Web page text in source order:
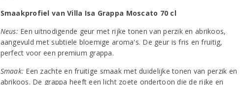
Smaakprofiel van Villa Isa Grappa Moscato 70 cl
Neus: Een uitnodigende geur met rijke tonen van perzik en abrikoos,
aangevuld met subtiele bloemige aroma's. De geur is fris en fruitig,
perfect voor een premium grappa.
Smaak: Een zachte en fruitige smaak met duidelijke tonen van perzik en
abrikoos. De grappa heeft een licht zoete ondertoon die de rijke en